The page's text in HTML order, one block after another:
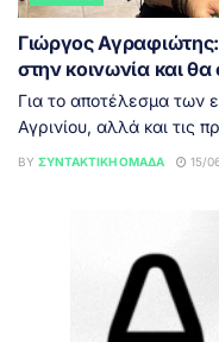
Γιώργος
στην κοινωνία και
Για το αποτέλεσμα των
Αγρινίου, αλλά και τις
BY ΣΥΝΤΑΚΤΙΚΉ ΟΜΆΔΑ 15/